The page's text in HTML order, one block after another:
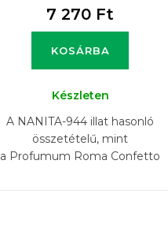
7 270 Ft
KOSÁRBA
Készleten
A NANITA-944 illat hasonló
összetételű, mint
a Profumum Roma Confetto